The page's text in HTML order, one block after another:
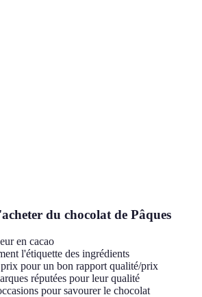
du chocolat de Pâques
en cacao
l'étiquette des ingrédients
pour un bon rapport qualité/prix
réputées pour leur qualité
pour savourer le chocolat